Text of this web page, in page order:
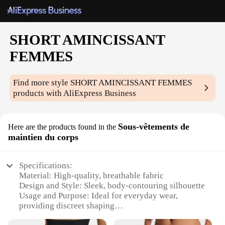
SHORT AMINCISSANT
FEMMES
Find more style SHORT AMINCISSANT FEMMES
products with AliExpress Business
Here are the products found in the Sous-vêtements de
maintien du corps
Specifications:
Material: High-quality, breathable fabric
Design and Style: Sleek, body-contouring silhouette
Usage and Purpose: Ideal for everyday wear,
providing discreet shaping